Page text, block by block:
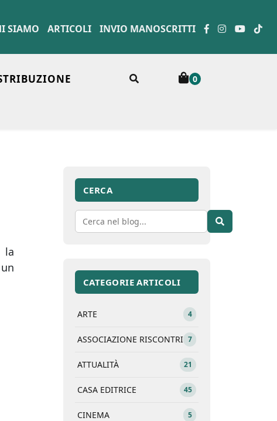
SIAMO ARTICOLI INVIO MANOSCRITTI
0
la
CERCA
CATEGORIE ARTICOLI
ARTE 4
ASSOCIAZIONE RISCONTRI 7
ATTUALITÀ 21
CASA EDITRICE 45
CINEMA 5